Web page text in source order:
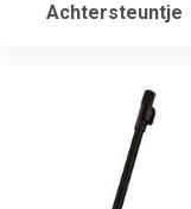
Achtersteuntje